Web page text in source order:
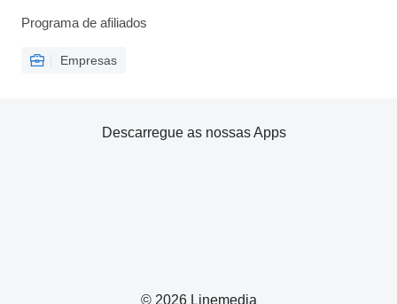
Programa de afiliados
Empresas
© 2026 Linemedia
Descarregue as nossas Apps